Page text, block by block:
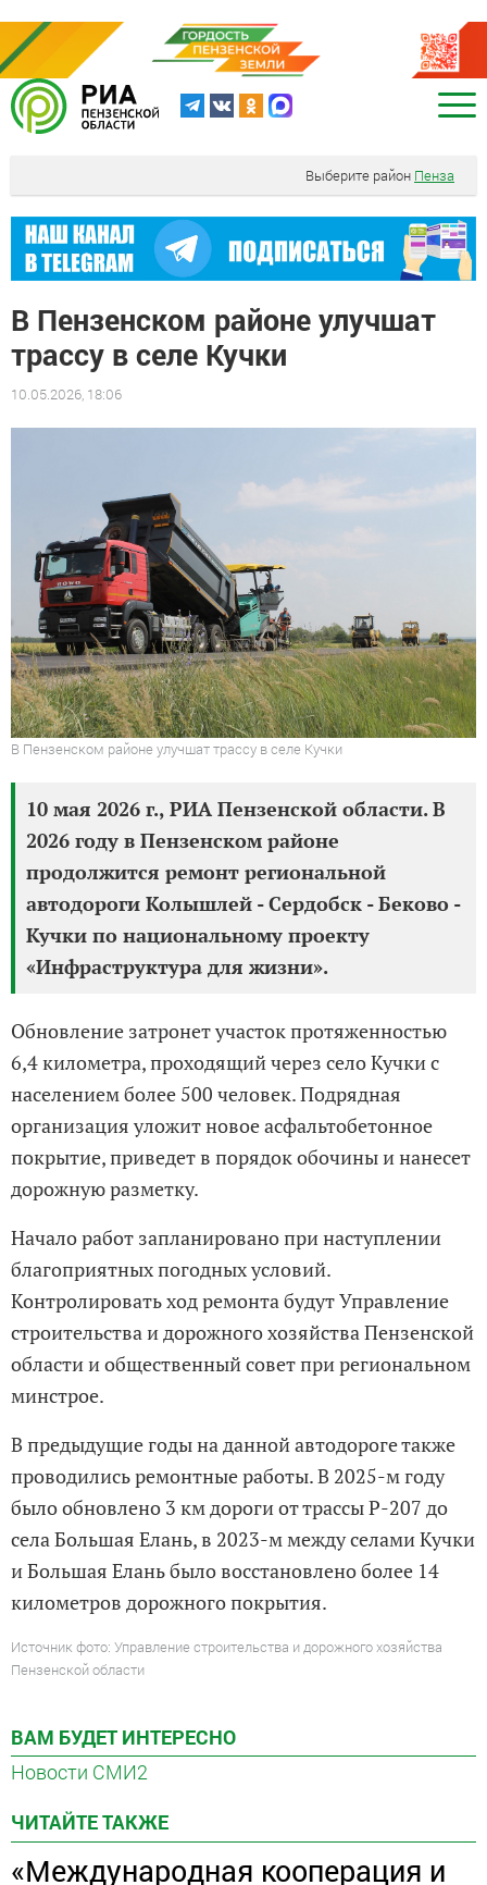
Выберите район Пенза
В Пензенском районе улучшат
трассу в селе Кучки
10.05.2026, 18:06
В Пензенском районе улучшат трассу в селе Кучки
10 мая 2026 г., РИА Пензенской области. В
2026 году в Пензенском районе
продолжится ремонт региональной
автодороги Колышлей - Сердобск - Беково -
Кучки по национальному проекту
«Инфраструктура для жизни».
Обновление затронет участок протяженностью
6,4 километра, проходящий через село Кучки с
населением более 500 человек. Подрядная
организация уложит новое асфальтобетонное
покрытие, приведет в порядок обочины и нанесет
дорожную разметку.
Начало работ запланировано при наступлении
благоприятных погодных условий.
Контролировать ход ремонта будут Управление
строительства и дорожного хозяйства Пензенской
области и общественный совет при региональном
минстрое.
В предыдущие годы на данной автодороге также
проводились ремонтные работы. В 2025-м году
было обновлено 3 км дороги от трассы Р-207 до
села Большая Елань, в 2023-м между селами Кучки
и Большая Елань было восстановлено более 14
километров дорожного покрытия.
Источник фото: Управление строительства и дорожного хозяйства
Пензенской области
ВАМ БУДЕТ ИНТЕРЕСНО
Новости СМИ2
ЧИТАЙТЕ ТАКЖЕ
«Международная кооперация и